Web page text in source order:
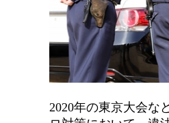
2020年の東京大会な